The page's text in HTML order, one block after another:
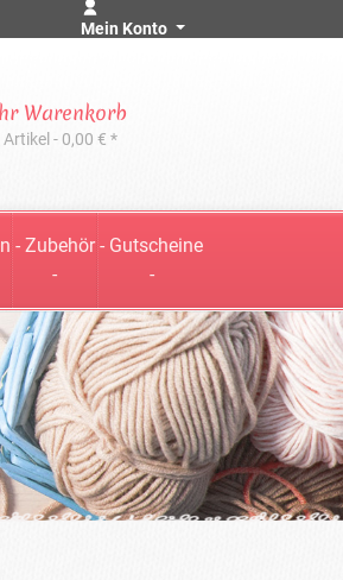
Mein Konto
Warenkorb
Artikel - 0,00 € *
- Zubehör
-
- Gutscheine
-